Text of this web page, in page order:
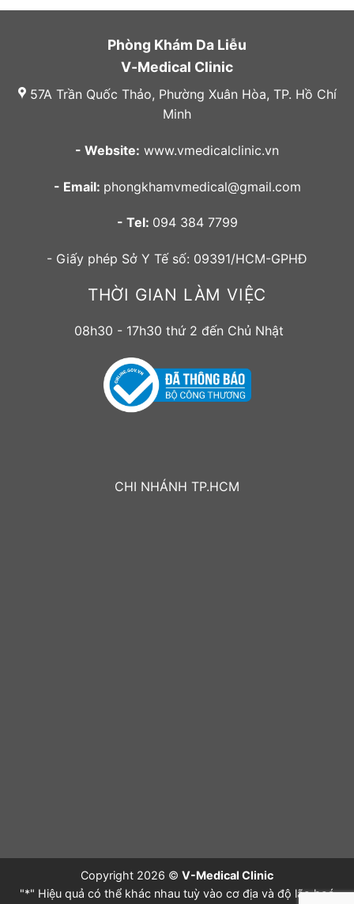
Phòng Khám Da Liễu
V-Medical Clinic
57A Trần Quốc Thảo, Phường Xuân Hòa, TP. Hồ Chí
Minh
- Website: www.vmedicalclinic.vn
- Email: phongkhamvmedical@gmail.com
- Tel: 094 384 7799
- Giấy phép Sở Y Tế số: 09391/HCM-GPHĐ
THỜI GIAN LÀM VIỆC
08h30 - 17h30 thứ 2 đến Chủ Nhật
CHI NHÁNH TP.HCM
Copyright 2026 © V-Medical Clinic
"*" Hiệu quả có thể khác nhau tuỳ vào cơ địa và độ lão hoá